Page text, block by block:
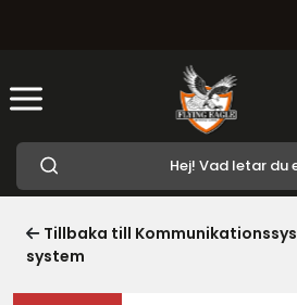
Tillbaka till
system